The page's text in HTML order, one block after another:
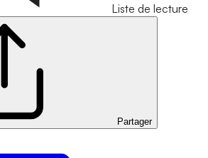
Liste de lecture
Partager